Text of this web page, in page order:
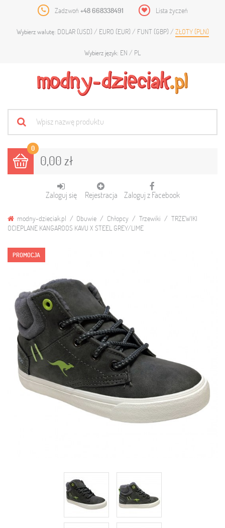
Zadzwoń +48 668338491 Lista życzeń
Wybierz walutę: DOLAR (USD) EURO (EUR) FUNT (GBP) ZŁOTY (PLN)
Wybierz język: EN PL
0
0,00 zł
Zaloguj się Rejestracja Zaloguj z Facebook
modny-dzieciak.pl Obuwie Chłopcy Trzewiki
TRZEWIKI
OCIEPLANE KANGAROOS KAVU X STEEL GREY/LIME
PROMOCJA